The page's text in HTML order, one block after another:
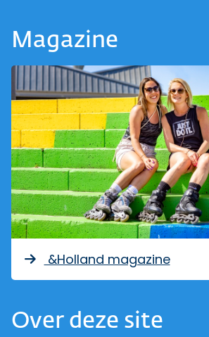
Magazine
&Holland magazine
Over deze site